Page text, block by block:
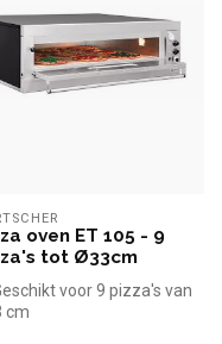
oven ET 105 - 9
tot Ø33cm
voor 9 pizza's van
cm